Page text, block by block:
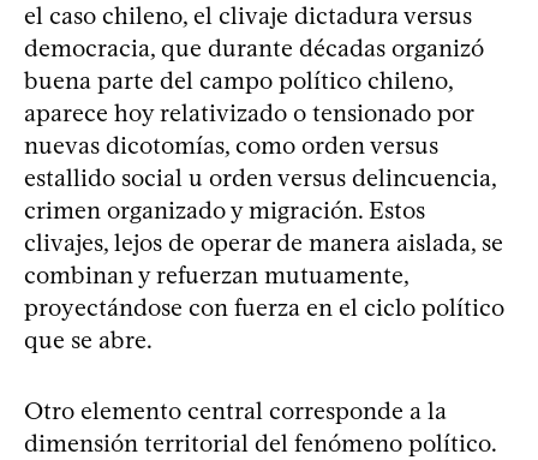
el caso chileno, el clivaje dictadura versus
democracia, que durante décadas organizó
buena parte del campo político chileno,
aparece hoy relativizado o tensionado por
nuevas dicotomías, como orden versus
estallido social u orden versus delincuencia,
crimen organizado y migración. Estos
clivajes, lejos de operar de manera aislada, se
combinan y refuerzan mutuamente,
proyectándose con fuerza en el ciclo político
que se abre.
Otro elemento central corresponde a la
dimensión territorial del fenómeno político.